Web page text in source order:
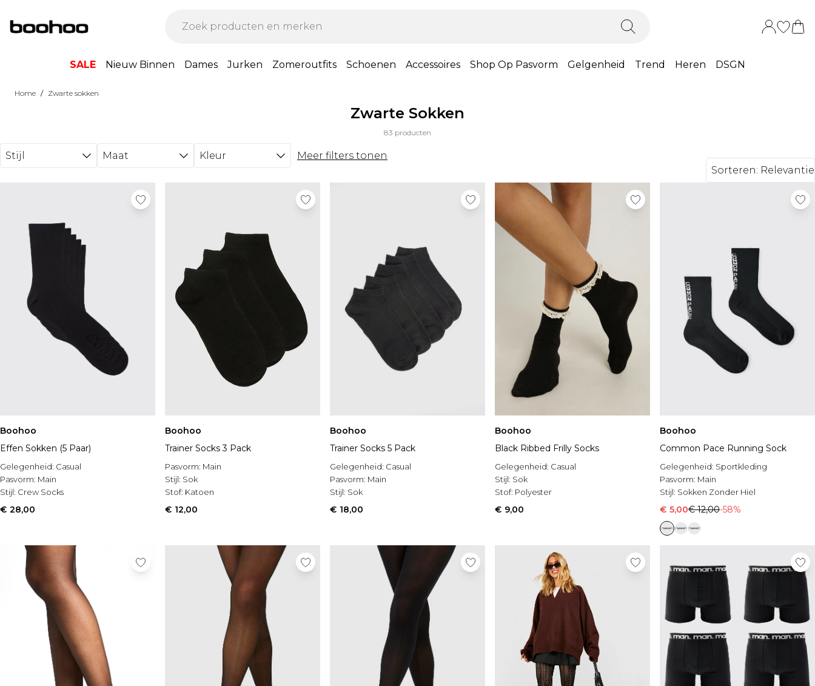
SALE Nieuw Binnen Dames Jurken Zomeroutfits Schoenen Accessoires Shop Op Pasvorm Gelgenheid Trend Heren DSGN
Home / Zwarte sokken
Zwarte Sokken
83 producten
Stijl Maat Kleur
Meer filters tonen
Sorteren: Relevantie
Boohoo
Effen Sokken (5 Paar)
Gelegenheid: Casual
Pasvorm: Main
Stijl: Crew Socks
€ 28,00
Boohoo
Trainer Socks 3 Pack
Pasvorm: Main
Stijl: Sok
Stof: Katoen
€ 12,00
Boohoo
Trainer Socks 5 Pack
Gelegenheid: Casual
Pasvorm: Main
Stijl: Sok
€ 18,00
Boohoo
Black Ribbed Frilly Socks
Gelegenheid: Casual
Stijl: Sok
Stof: Polyester
€ 9,00
Boohoo
Common Pace Running Sock
Gelegenheid: Sportkleding
Pasvorm: Main
Stijl: Sokken Zonder Hiel
€ 5,00€ 12,00-58%